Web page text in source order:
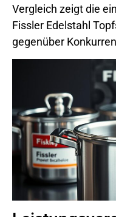
Vergleich zeigt die
Fissler Edelstahl
gegenüber